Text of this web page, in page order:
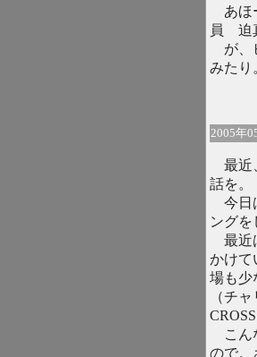
あほ
員 迫
が、
みたり
2005年
最近
話を。
今日
ング
最近
かけて
場も少
（チ
こん
ので。